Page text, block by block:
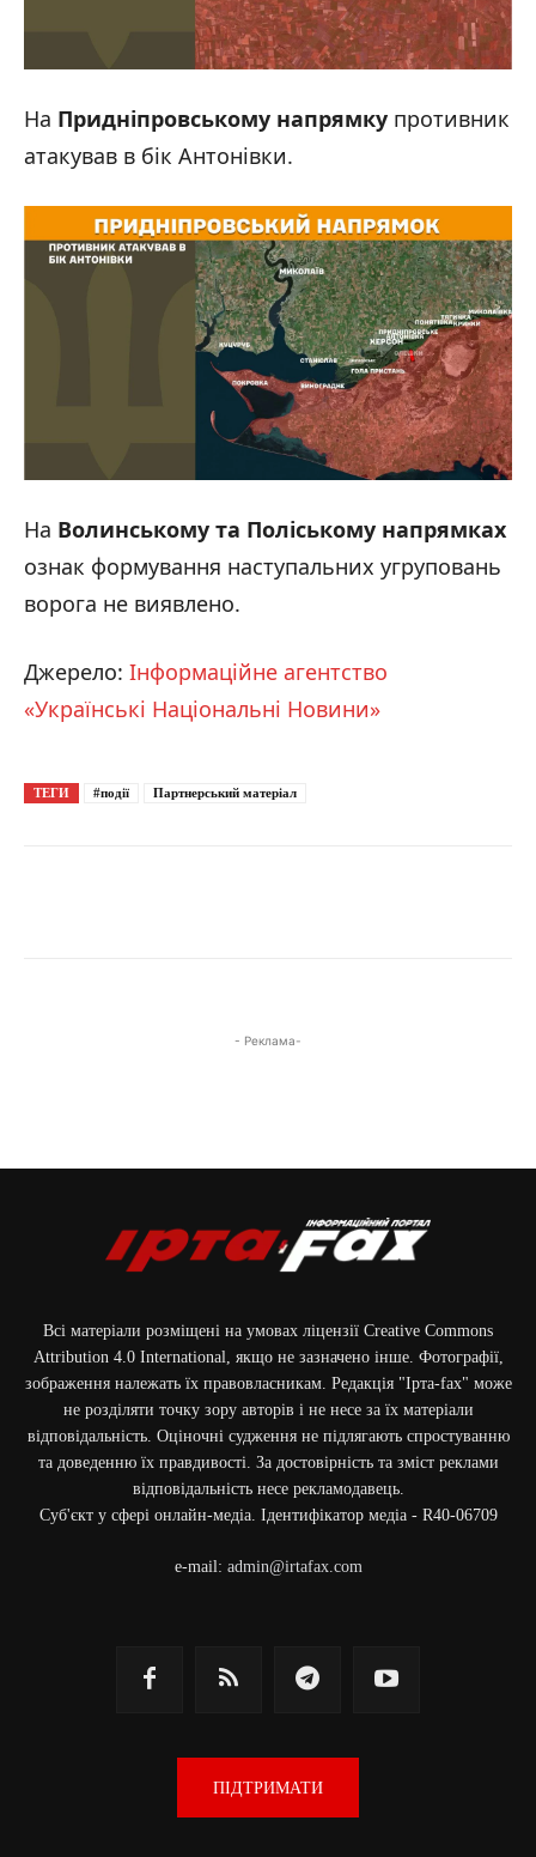
На Придніпровському напрямку противник
атакував в бік Антонівки.
На Волинському та Поліському напрямках
ознак формування наступальних угруповань
ворога не виявлено.
Джерело: Інформаційне агентство
«Українські Національні Новини»
ТЕГИ #події Партнерський матеріал
- Реклама-
Всі матеріали розміщені на умовах ліцензії Creative Commons
Attribution 4.0 International, якщо не зазначено інше. Фотографії,
зображення належать їх правовласникам. Редакція "Ірта-fax" може
не розділяти точку зору авторів і не несе за їх матеріали
відповідальність. Оціночні судження не підлягають спростуванню
та доведенню їх правдивості. За достовірність та зміст реклами
відповідальність несе рекламодавець.
Cуб'єкт у сфері онлайн-медіа. Ідентифікатор медіа - R40-06709
e-mail: admin@irtafax.com
ПІДТРИМАТИ